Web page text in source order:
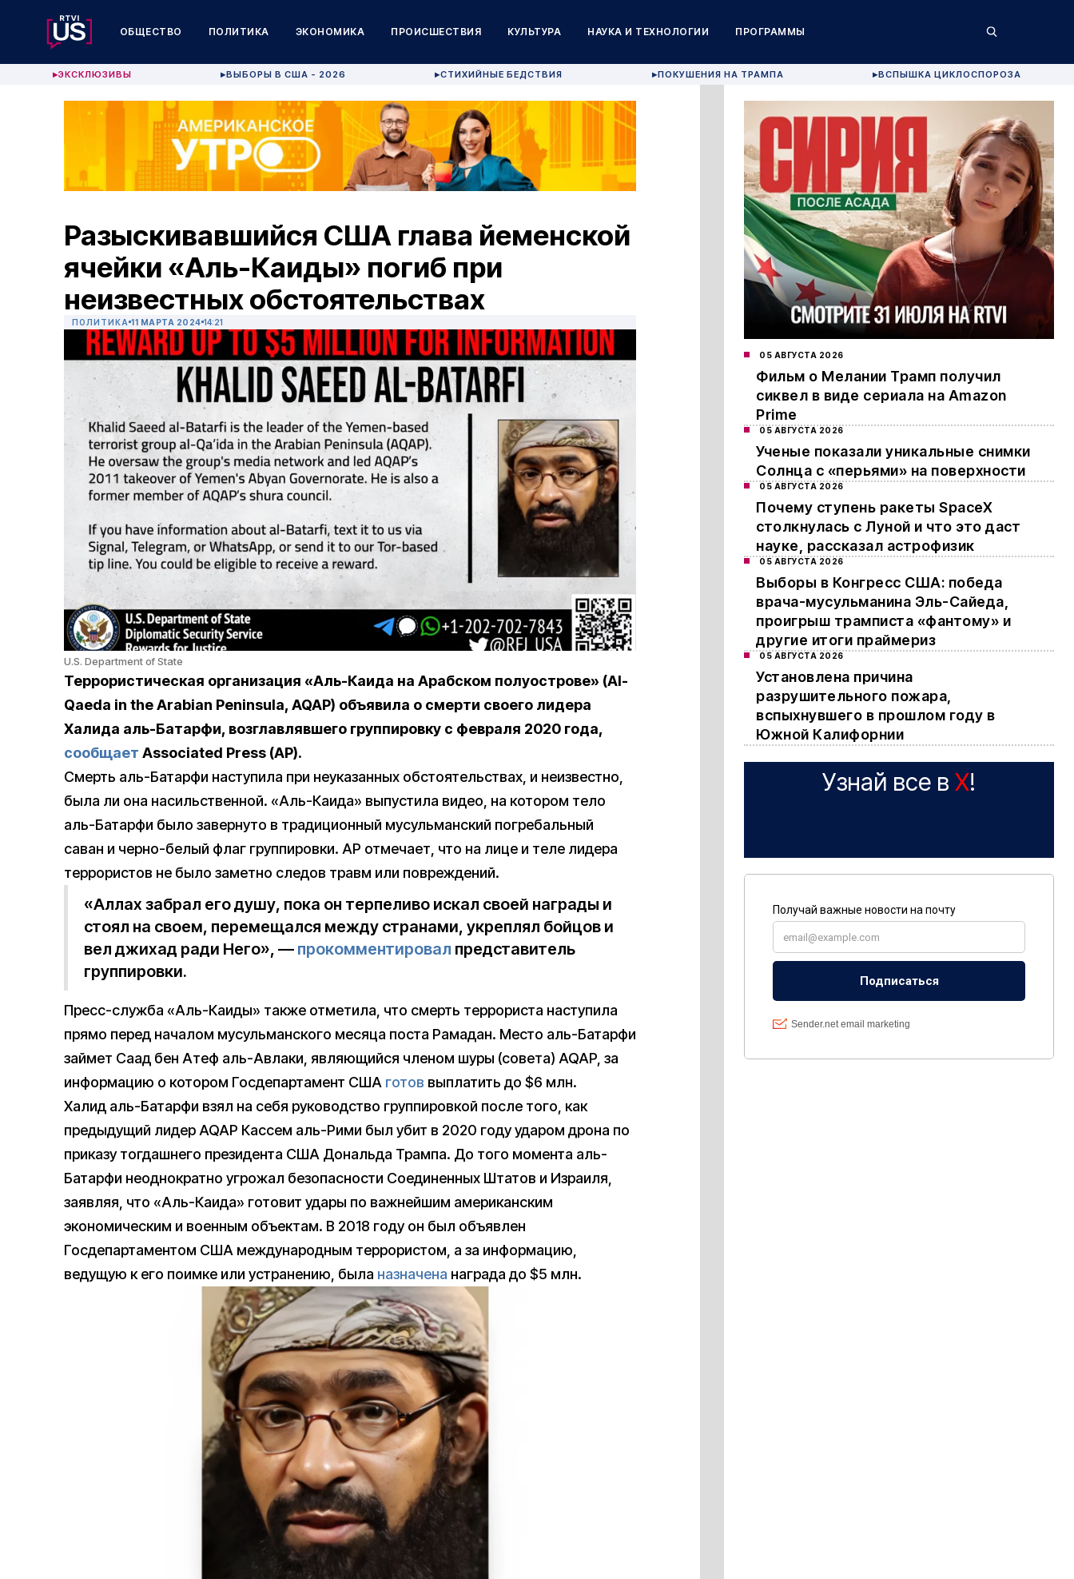
ОБЩЕСТВО ПОЛИТИКА ЭКОНОМИКА ПРОИСШЕСТВИЯ КУЛЬТУРА НАУКА И ТЕХНОЛОГИИ ПРОГРАММЫ
▶ЭКСКЛЮЗИВЫ ▶ВЫБОРЫ В США - 2026 ▶СТИХИЙНЫЕ БЕДСТВИЯ ▶ПОКУШЕНИЯ НА ТРАМПА ▶ВСПЫШКА ЦИКЛОСПОРОЗА
Разыскивавшийся США глава йеменской
ячейки «Аль-Каиды» погиб при
неизвестных обстоятельствах
ПОЛИТИКА 11 МАРТА 2024 14:21
U.S. Department of State
Террористическая организация «Аль-Каида на Арабском полуострове» (Al-
Qaeda in the Arabian Peninsula, AQAP) объявила о смерти своего лидера
Халида аль-Батарфи, возглавлявшего группировку с февраля 2020 года,
сообщает Associated Press (AP).
Смерть аль-Батарфи наступила при неуказанных обстоятельствах, и неизвестно,
была ли она насильственной. «Аль-Каида» выпустила видео, на котором тело
аль-Батарфи было завернуто в традиционный мусульманский погребальный
саван и черно-белый флаг группировки. AP отмечает, что на лице и теле лидера
террористов не было заметно следов травм или повреждений.
«Аллах забрал его душу, пока он терпеливо искал своей награды и
стоял на своем, перемещался между странами, укреплял бойцов и
вел джихад ради Него», — прокомментировал представитель
группировки.
Пресс-служба «Аль-Каиды» также отметила, что смерть террориста наступила
прямо перед началом мусульманского месяца поста Рамадан. Место аль-Батарфи
займет Саад бен Атеф аль-Авлаки, являющийся членом шуры (совета) AQAP, за
информацию о котором Госдепартамент США готов выплатить до $6 млн.
Халид аль-Батарфи взял на себя руководство группировкой после того, как
предыдущий лидер AQAP Кассем аль-Рими был убит в 2020 году ударом дрона по
приказу тогдашнего президента США Дональда Трампа. До того момента аль-
Батарфи неоднократно угрожал безопасности Соединенных Штатов и Израиля,
заявляя, что «Аль-Каида» готовит удары по важнейшим американским
экономическим и военным объектам. В 2018 году он был объявлен
Госдепартаментом США международным террористом, а за информацию,
ведущую к его поимке или устранению, была назначена награда до $5 млн.
05 АВГУСТА 2026
Фильм о Мелании Трамп получил
сиквел в виде сериала на Amazon
Prime
05 АВГУСТА 2026
Ученые показали уникальные снимки
Солнца с «перьями» на поверхности
05 АВГУСТА 2026
Почему ступень ракеты SpaceX
столкнулась с Луной и что это даст
науке, рассказал астрофизик
05 АВГУСТА 2026
Выборы в Конгресс США: победа
врача-мусульманина Эль-Сайеда,
проигрыш трамписта «фантому» и
другие итоги праймериз
05 АВГУСТА 2026
Установлена причина
разрушительного пожара,
вспыхнувшего в прошлом году в
Южной Калифорнии
Узнай все в X!